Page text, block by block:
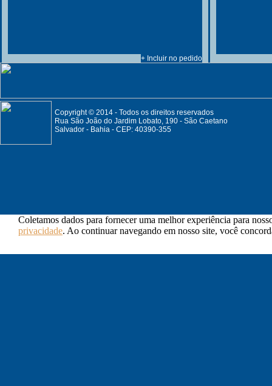
+ Incluir no pedido
Copyright © 2014 - Todos os direitos reservados
Rua São João do Jardim Lobato, 190 - São Caetano
Salvador - Bahia - CEP: 40390-355
Coletamos dados para fornecer uma melhor experiência para
privacidade. Ao continuar navegando em nosso site, você